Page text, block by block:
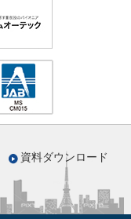
資料ダウンロード